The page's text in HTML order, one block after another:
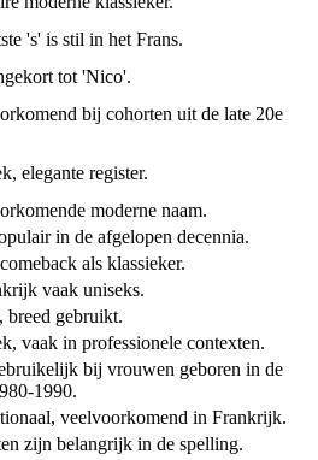
's' is stil in het Frans.
tot 'Nico'.
bij cohorten uit de late 20e
elegante register.
moderne naam.
in de afgelopen decennia.
als klassieker.
vaak uniseks.
breed gebruikt.
vaak in professionele contexten.
bij vrouwen geboren in de
1990.
veelvoorkomend in Frankrijk.
zijn belangrijk in de spelling.